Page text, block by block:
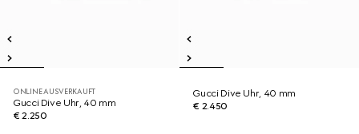
ONLINE AUSVERKAUFT
Gucci Dive Uhr, 40 mm
€ 2.250
Gucci Dive Uhr, 40 mm
€ 2.450